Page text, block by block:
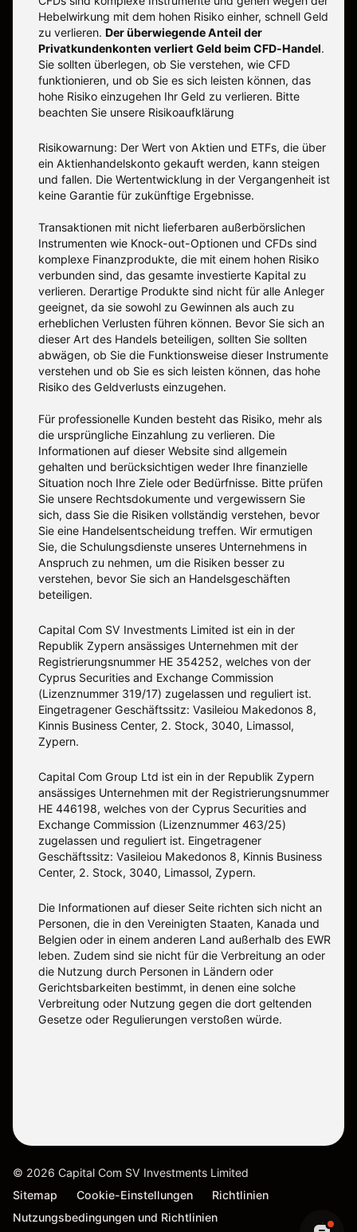
Hebelwirkung mit dem hohen Risiko einher, schnell Geld
zu verlieren. Der überwiegende Anteil der
Privatkundenkonten verliert Geld beim CFD-Handel.
Sie sollten überlegen, ob Sie verstehen, wie CFD
funktionieren, und ob Sie es sich leisten können, das
hohe Risiko einzugehen Ihr Geld zu verlieren. Bitte
beachten Sie unsere Risikoaufklärung
Risikowarnung: Der Wert von Aktien und ETFs, die über
ein Aktienhandelskonto gekauft werden, kann steigen
und fallen. Die Wertentwicklung in der Vergangenheit ist
keine Garantie für zukünftige Ergebnisse.
Transaktionen mit nicht lieferbaren außerbörslichen
Instrumenten wie Knock-out-Optionen und CFDs sind
komplexe Finanzprodukte, die mit einem hohen Risiko
verbunden sind, das gesamte investierte Kapital zu
verlieren. Derartige Produkte sind nicht für alle Anleger
geeignet, da sie sowohl zu Gewinnen als auch zu
erheblichen Verlusten führen können. Bevor Sie sich an
dieser Art des Handels beteiligen, sollten Sie sollten
abwägen, ob Sie die Funktionsweise dieser Instrumente
verstehen und ob Sie es sich leisten können, das hohe
Risiko des Geldverlusts einzugehen.
Für professionelle Kunden besteht das Risiko, mehr als
die ursprüngliche Einzahlung zu verlieren. Die
Informationen auf dieser Website sind allgemein
gehalten und berücksichtigen weder Ihre finanzielle
Situation noch Ihre Ziele oder Bedürfnisse. Bitte prüfen
Sie unsere Rechtsdokumente und vergewissern Sie
sich, dass Sie die Risiken vollständig verstehen, bevor
Sie eine Handelsentscheidung treffen. Wir ermutigen
Sie, die Schulungsdienste unseres Unternehmens in
Anspruch zu nehmen, um die Risiken besser zu
verstehen, bevor Sie sich an Handelsgeschäften
beteiligen.
Capital Com SV Investments Limited ist ein in der
Republik Zypern ansässiges Unternehmen mit der
Registrierungsnummer HE 354252, welches von der
Cyprus Securities and Exchange Commission
(Lizenznummer 319/17) zugelassen und reguliert ist.
Eingetragener Geschäftssitz: Vasileiou Makedonos 8,
Kinnis Business Center, 2. Stock, 3040, Limassol,
Zypern.
Capital Com Group Ltd ist ein in der Republik Zypern
ansässiges Unternehmen mit der Registrierungsnummer
ΗΕ 446198, welches von der Cyprus Securities and
Exchange Commission (Lizenznummer 463/25)
zugelassen und reguliert ist. Eingetragener
Geschäftssitz: Vasileiou Makedonos 8, Kinnis Business
Center, 2. Stock, 3040, Limassol, Zypern.
Die Informationen auf dieser Seite richten sich nicht an
Personen, die in den Vereinigten Staaten, Kanada und
Belgien oder in einem anderen Land außerhalb des EWR
leben. Zudem sind sie nicht für die Verbreitung an oder
die Nutzung durch Personen in Ländern oder
Gerichtsbarkeiten bestimmt, in denen eine solche
Verbreitung oder Nutzung gegen die dort geltenden
Gesetze oder Regulierungen verstoßen würde.
© 2026 Capital Com SV Investments Limited
Sitemap
Cookie-Einstellungen
Richtlinien
Nutzungsbedingungen und Richtlinien